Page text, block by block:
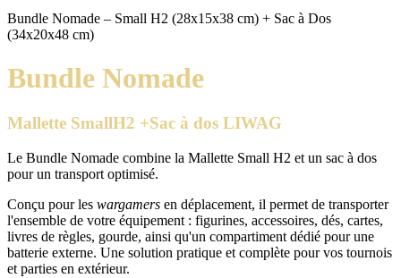
Bundle Nomade – Small H2 (28x15x38 cm) + Sac à Dos
(34x20x48 cm)
Bundle Nomade
Mallette SmallH2 +Sac à dos LIWAG
Le Bundle Nomade combine la Mallette Small H2 et un sac à dos
pour un transport optimisé.
Conçu pour les wargamers en déplacement, il permet de transporter
l'ensemble de votre équipement : figurines, accessoires, dés, cartes,
livres de règles, gourde, ainsi qu'un compartiment dédié pour une
batterie externe. Une solution pratique et complète pour vos tournois
et parties en extérieur.